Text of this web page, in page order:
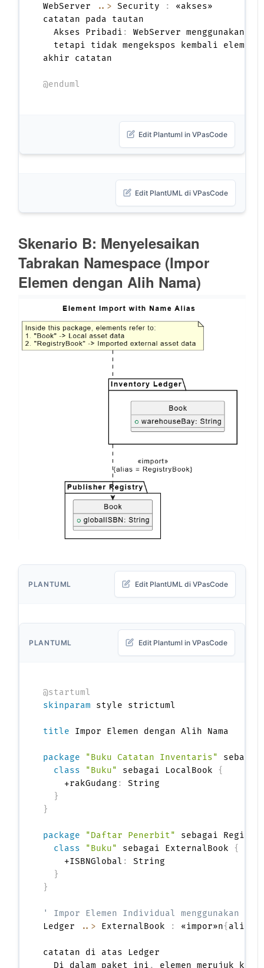
WebServer ..> Security :
«akses»
catatan pada tautan
  Akses Pribadi
:
WebServer menggunakan
tetapi tidak mengekspos kembali elemen
akhir catatan
@enduml
Edit Plantuml in VPasCode
Edit PlantUML di VPasCode
Skenario B: Menyelesaikan
Tabrakan Namespace (Impor
Elemen dengan Alih Nama)
PLANTUML Edit PlantUML di VPasCode
PLANTUML Edit Plantuml in VPasCode
@startuml
skinparam style strictuml
title Impor Elemen dengan Alih Nama
package "Buku Catatan Inventaris"
class
"Buku" sebagai LocalBook {
    +rakGudang
:
String
}
}
package "Daftar Penerbit"
sebagai
class
"Buku" sebagai ExternalBook {
    +ISBNGlobal
:
String
}
}
' Impor Elemen Individual menggunakan
Ledger
..> ExternalBook : «impor»n{ alias
catatan di atas Ledger
  Di dalam paket ini
, elemen merujuk ke